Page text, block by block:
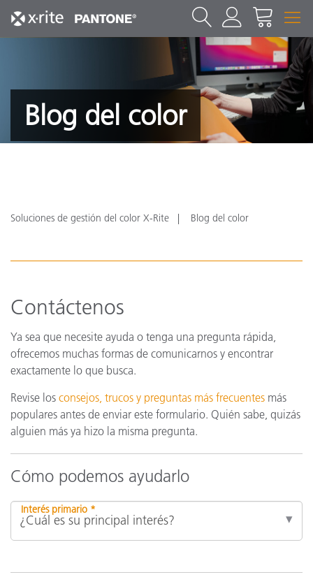
Blog del color
Soluciones de gestión del color X-Rite Blog del color
Contáctenos
Ya sea que necesite ayuda o tenga una pregunta rápida,
ofrecemos muchas formas de comunicarnos y encontrar
exactamente lo que busca.
Revise los consejos, trucos y preguntas más frecuentes más
populares antes de enviar este formulario. Quién sabe, quizás
alguien más ya hizo la misma pregunta.
Cómo podemos ayudarlo
Interés primario *